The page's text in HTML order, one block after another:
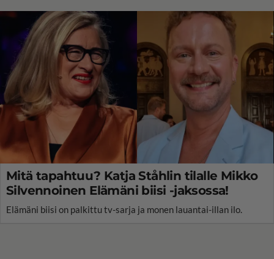
Mitä tapahtuu? Katja Ståhlin tilalle Mikko
Silvennoinen Elämäni biisi -jaksossa!
Elämäni biisi on palkittu tv-sarja ja monen lauantai-illan ilo.